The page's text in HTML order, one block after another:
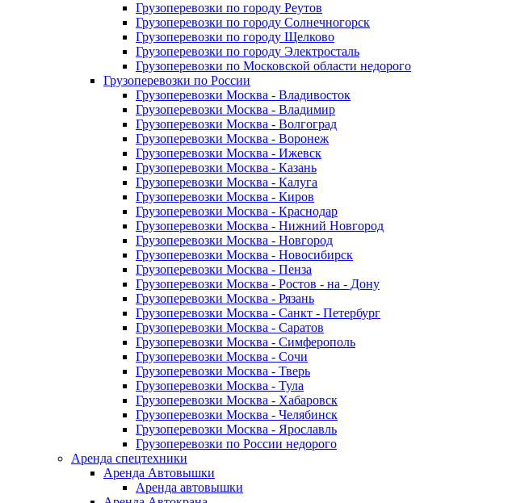
Грузоперевозки по городу Реутов
Грузоперевозки по городу Солнечногорск
Грузоперевозки по городу Щелково
Грузоперевозки по городу Электросталь
Грузоперевозки по Московской области недорого
Грузоперевозки по России
Грузоперевозки Москва - Владивосток
Грузоперевозки Москва - Владимир
Грузоперевозки Москва - Волгоград
Грузоперевозки Москва - Воронеж
Грузоперевозки Москва - Ижевск
Грузоперевозки Москва - Казань
Грузоперевозки Москва - Калуга
Грузоперевозки Москва - Киров
Грузоперевозки Москва - Краснодар
Грузоперевозки Москва - Нижний Новгород
Грузоперевозки Москва - Новгород
Грузоперевозки Москва - Новосибирск
Грузоперевозки Москва - Пенза
Грузоперевозки Москва - Ростов - на - Дону
Грузоперевозки Москва - Рязань
Грузоперевозки Москва - Санкт - Петербург
Грузоперевозки Москва - Саратов
Грузоперевозки Москва - Симферополь
Грузоперевозки Москва - Сочи
Грузоперевозки Москва - Тверь
Грузоперевозки Москва - Тула
Грузоперевозки Москва - Хабаровск
Грузоперевозки Москва - Челябинск
Грузоперевозки Москва - Ярославль
Грузоперевозки по России недорого
Аренда спецтехники
Аренда Автовышки
Аренда автовышки